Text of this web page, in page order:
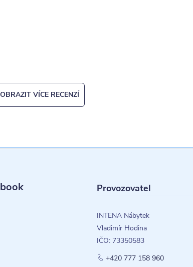
VÍCE RECENZÍ
Provozovatel
INTENA Nábytek
Vladimír Hodina
IČO: 73350583
+420 777 158 960